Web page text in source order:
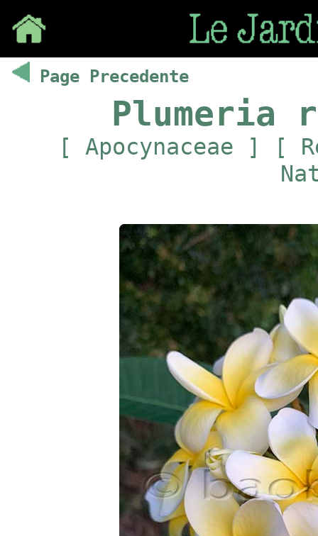
Page Precedente
Plumeria
[ Apocynaceae ] [